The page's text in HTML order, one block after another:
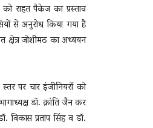
राहत पैकेज का प्रस्ताव
से अनुरोध किया गया है
जोशीमठ का अध्ययन
पर चार इंजीनियरों को
डॉ. क्रांति जैन कर
प्रताप सिंह व डॉ.